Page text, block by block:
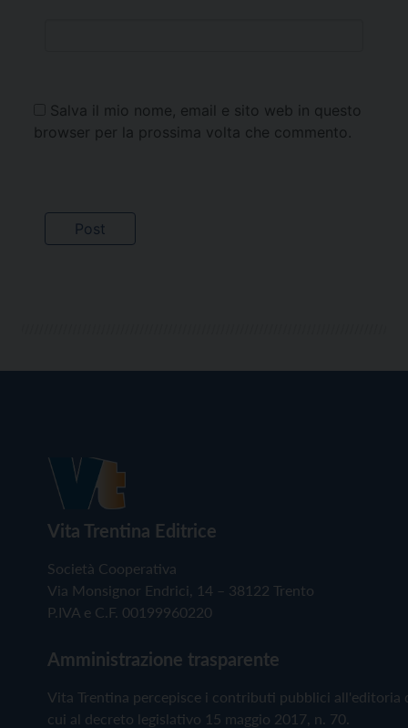
Salva il mio nome, email e sito web in questo
browser per la prossima volta che commento.
Vita Trentina Editrice
Società Cooperativa
Via Monsignor Endrici, 14 – 38122 Trento
P.IVA e C.F. 00199960220
Amministrazione trasparente
Vita Trentina percepisce i contributi pubblici all'editoria
cui al decreto legislativo 15 maggio 2017, n. 70.